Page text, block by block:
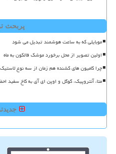
پربحث
موبایلی که به ساعت هوشمند تبدیل می شود
اولین تصویر از محل برخورد موشک فالکون به ماه
چرا کامیون های کشنده هم زمان از سه نوع
متا، آنتروپیک، گوگل و اوپن ای آی به کاخ سفید